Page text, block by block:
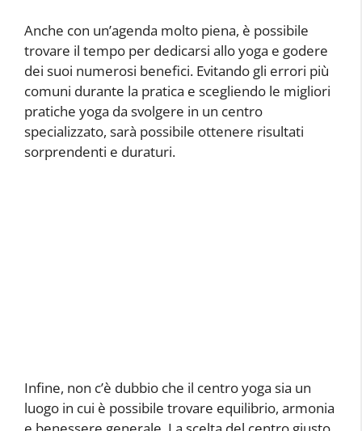
Anche con un’agenda molto piena, è possibile
trovare il tempo per dedicarsi allo yoga e godere
dei suoi numerosi benefici. Evitando gli errori più
comuni durante la pratica e scegliendo le migliori
pratiche yoga da svolgere in un centro
specializzato, sarà possibile ottenere risultati
sorprendenti e duraturi.
Infine, non c’è dubbio che il centro yoga sia un
luogo in cui è possibile trovare equilibrio, armonia